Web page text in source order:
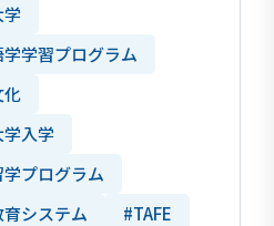
学習プログラム
化
入学
プログラム
システム
#TAFE